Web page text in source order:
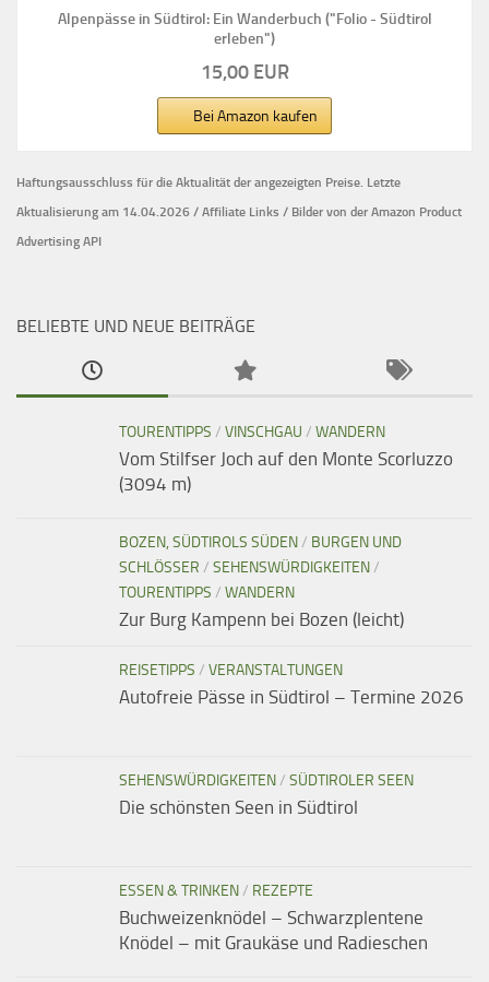
Alpenpässe in Südtirol: Ein Wanderbuch ("Folio - Südtirol
erleben")
15,00 EUR
Bei Amazon kaufen
Haftungsausschluss für die Aktualität der angezeigten Preise. Letzte
Aktualisierung am 14.04.2026 / Affiliate Links / Bilder von der Amazon Product
Advertising API
BELIEBTE UND NEUE BEITRÄGE
TOURENTIPPS / VINSCHGAU / WANDERN
Vom Stilfser Joch auf den Monte Scorluzzo
(3094 m)
BOZEN, SÜDTIROLS SÜDEN/ BURGEN UND
SCHLÖSSER / SEHENSWÜRDIGKEITEN/
TOURENTIPPS / WANDERN
Zur Burg Kampenn bei Bozen (leicht)
REISETIPPS / VERANSTALTUNGEN
Autofreie Pässe in Südtirol – Termine 2026
SEHENSWÜRDIGKEITEN/ SÜDTIROLER SEEN
Die schönsten Seen in Südtirol
ESSEN & TRINKEN/ REZEPTE
Buchweizenknödel – Schwarzplentene
Knödel – mit Graukäse und Radieschen